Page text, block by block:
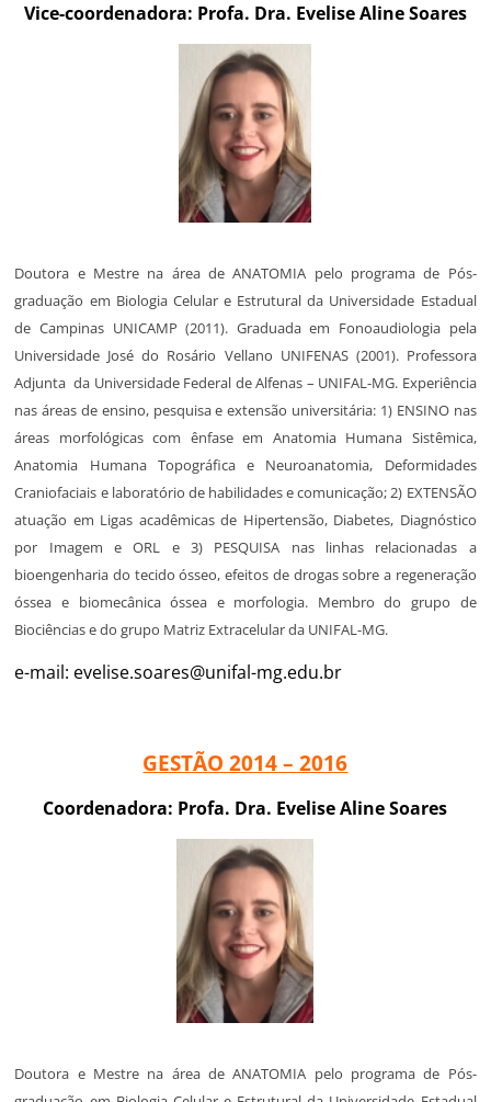
Vice-coordenadora: Profa. Dra. Evelise Aline Soares
Doutora e Mestre na área de ANATOMIA pelo programa de Pós-
graduação em Biologia Celular e Estrutural da Universidade Estadual
de Campinas UNICAMP (2011). Graduada em Fonoaudiologia pela
Universidade José do Rosário Vellano UNIFENAS (2001). Professora
Adjunta da Universidade Federal de Alfenas – UNIFAL-MG. Experiência
nas áreas de ensino, pesquisa e extensão universitária: 1) ENSINO nas
áreas morfológicas com ênfase em Anatomia Humana Sistêmica,
Anatomia Humana Topográfica e Neuroanatomia, Deformidades
Craniofaciais e laboratório de habilidades e comunicação; 2) EXTENSÃO
atuação em Ligas acadêmicas de Hipertensão, Diabetes, Diagnóstico
por Imagem e ORL e 3) PESQUISA nas linhas relacionadas a
bioengenharia do tecido ósseo, efeitos de drogas sobre a regeneração
óssea e biomecânica óssea e morfologia. Membro do grupo de
Biociências e do grupo Matriz Extracelular da UNIFAL-MG.
e-mail: evelise.soares@unifal-mg.edu.br
GESTÃO 2014 – 2016
Coordenadora: Profa. Dra. Evelise Aline Soares
Doutora e Mestre na área de ANATOMIA pelo programa de Pós-